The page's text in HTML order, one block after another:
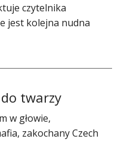
czytelnika
jest kolejna nudna
twarzy
w głowie,
zakochany Czech